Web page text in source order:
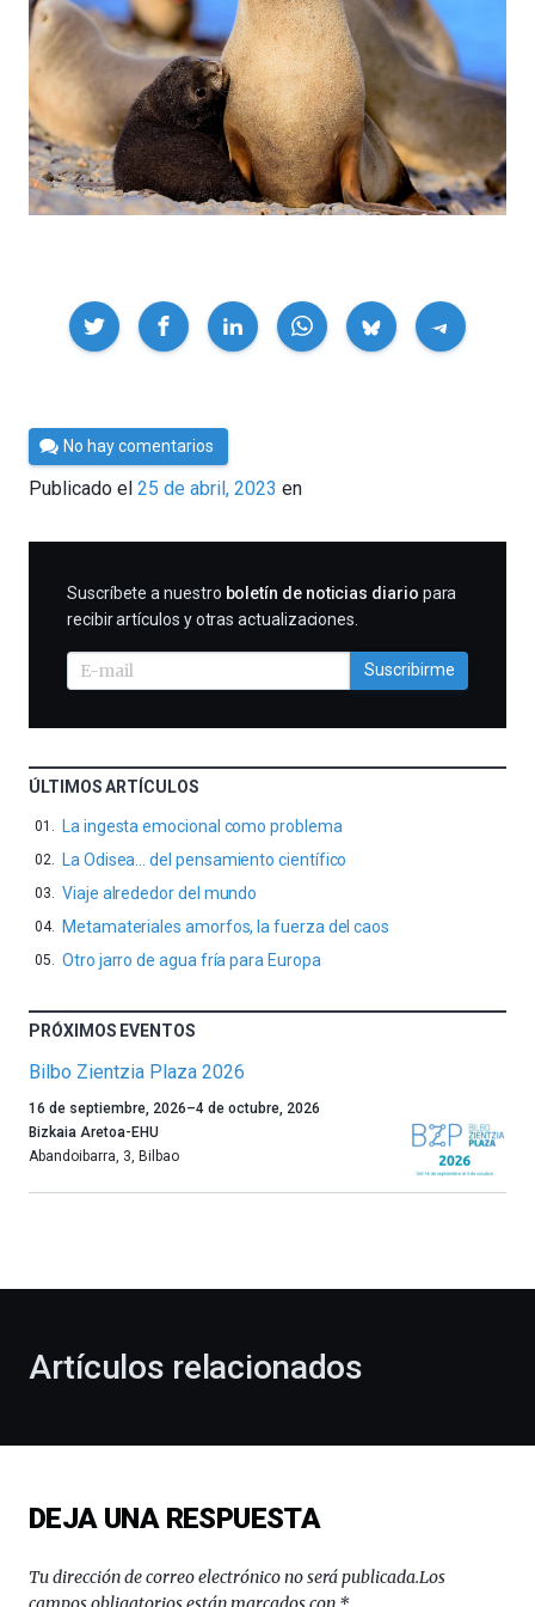
Compartir
Por
César
Tomé
No hay comentarios
Publicado el 25 de abril, 2023 en
SUSCRIBIRME
Suscríbete a nuestro boletín de noticias diario para
recibir artículos y otras actualizaciones.
Suscribirme
ÚLTIMOS ARTÍCULOS
La ingesta emocional como problema
La Odisea… del pensamiento científico
Viaje alrededor del mundo
Metamateriales amorfos, la fuerza del caos
Otro jarro de agua fría para Europa
PRÓXIMOS EVENTOS
Bilbo Zientzia Plaza 2026
Un
año
más,
celebración
Bilbo
(BZP),
16 de septiembre, 2026–4 de octubre, 2026
Bizkaia Aretoa-EHU
Abandoibarra, 3 Bilbao
Artículos relacionados
DEJA UNA RESPUESTA
Tu dirección de correo electrónico no será publicada.Los